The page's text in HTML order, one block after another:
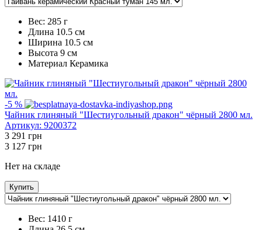
Вес: 285 г
Длина 10.5 см
Ширина 10.5 см
Высота 9 см
Maтериал Керамика
-5 %
Чайник глиняный "Шестиугольный дракон" чёрный 2800 мл.
Артикул: 9200372
3 291 грн
3 127 грн
Нет на складе
Купить
Вес: 1410 г